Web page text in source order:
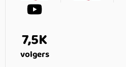
7,5K
volgers